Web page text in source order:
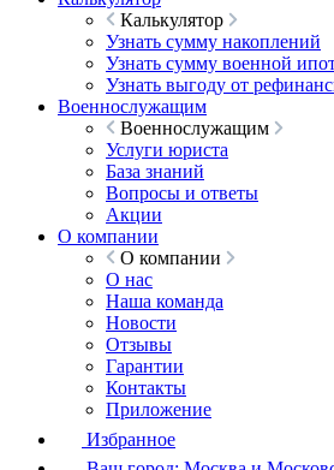
Калькулятор
Узнать сумму накоплений
Узнать сумму военной
Узнать выгоду от
Военнослужащим
Военнослужащим
Услуги юриста
База знаний
Вопросы и ответы
Акции
О компании
О компании
О нас
Наша команда
Новости
Отзывы
Гарантии
Контакты
Приложение
Избранное